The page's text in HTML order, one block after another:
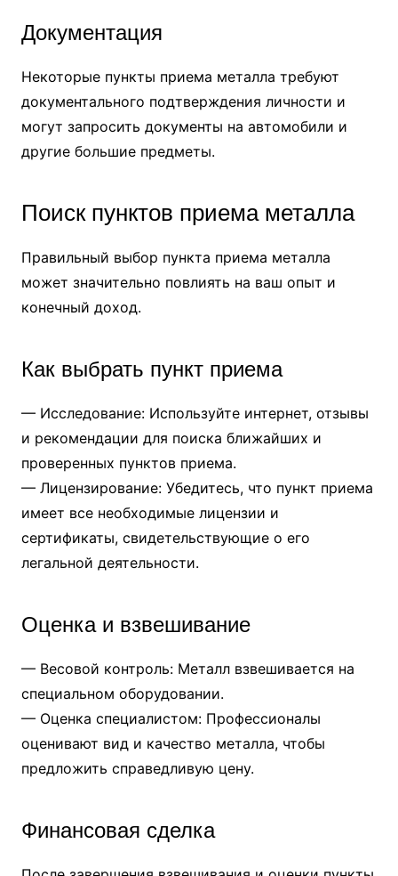
Документация
Некоторые пункты приема металла требуют
документального подтверждения личности и
могут запросить документы на автомобили и
другие большие предметы.
Поиск пунктов приема металла
Правильный выбор пункта приема металла
может значительно повлиять на ваш опыт и
конечный доход.
Как выбрать пункт приема
— Исследование: Используйте интернет, отзывы
и рекомендации для поиска ближайших и
проверенных пунктов приема.
— Лицензирование: Убедитесь, что пункт приема
имеет все необходимые лицензии и
сертификаты, свидетельствующие о его
легальной деятельности.
Оценка и взвешивание
— Весовой контроль: Металл взвешивается на
специальном оборудовании.
— Оценка специалистом: Профессионалы
оценивают вид и качество металла, чтобы
предложить справедливую цену.
Финансовая сделка